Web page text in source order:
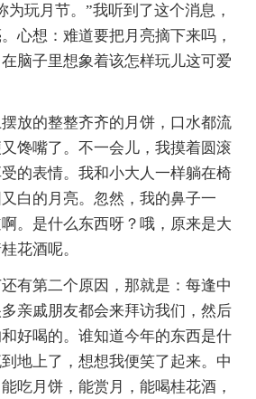
为玩月节。”我听到了这个消息，
心想：难道要把月亮摘下来吗，
脑子里想象着该怎样玩儿这可爱
放的整整齐齐的月饼，口水都流
馋嘴了。不一会儿，我摸着圆滚
的表情。我和小大人一样躺在椅
白的月亮。忽然，我的鼻子一
。是什么东西呀？哦，原来是大
花酒呢。
有第二个原因，那就是：每逢中
亲戚朋友都会来拜访我们，然后
好喝的。谁知道今年的东西是什
地上了，想想我便笑了起来。中
吃月饼，能赏月，能喝桂花酒，